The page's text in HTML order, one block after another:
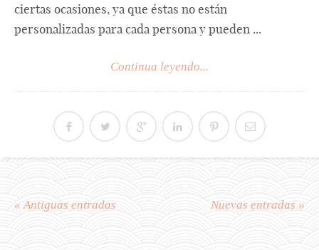
ciertas ocasiones, ya que éstas no están
personalizadas para cada persona y pueden ...
Continua leyendo...
« Antiguas entradas Nuevas entradas »